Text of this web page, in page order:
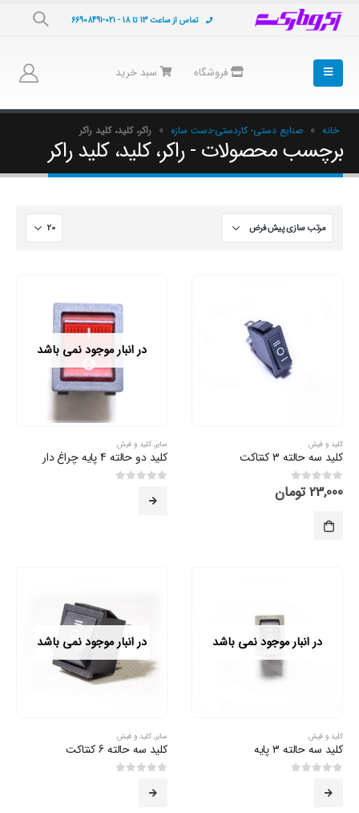
تماس از ساعت 13 تا 18 - 021-66908491
فروشگاه سبد خرید
خانه » صنایع دستی- کاردستی-دست سازه » راکر، کلید، کلید راکر
برچسب محصولات - راکر، کلید، کلید راکر
کلید و فیش
کلید سه حالته 3 کنتاکت
از 5
23,000تومان
در انبار موجود نمی باشد
سایر, کلید و فیش
کلید دو حالته 4 پایه چراغ دار
در انبار موجود نمی باشد
کلید و فیش
کلید سه حالته 3 پایه
در انبار موجود نمی باشد
سایر, کلید و فیش
کلید سه حالته 6 کنتاکت